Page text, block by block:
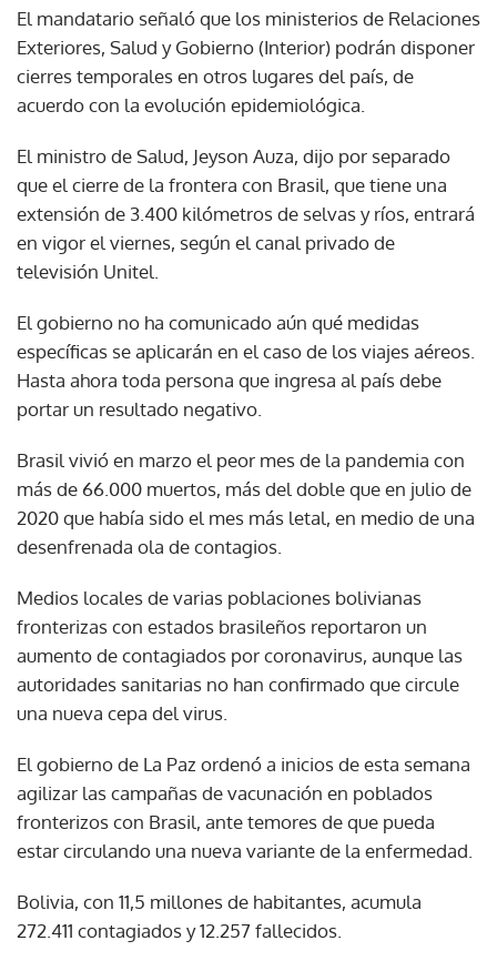
El mandatario señaló que los ministerios de Relaciones
Exteriores, Salud y Gobierno (Interior) podrán disponer
cierres temporales en otros lugares del país, de
acuerdo con la evolución epidemiológica.
El ministro de Salud, Jeyson Auza, dijo por separado
que el cierre de la frontera con Brasil, que tiene una
extensión de 3.400 kilómetros de selvas y ríos, entrará
en vigor el viernes, según el canal privado de
televisión Unitel.
El gobierno no ha comunicado aún qué medidas
específicas se aplicarán en el caso de los viajes aéreos.
Hasta ahora toda persona que ingresa al país debe
portar un resultado negativo.
Brasil vivió en marzo el peor mes de la pandemia con
más de 66.000 muertos, más del doble que en julio de
2020 que había sido el mes más letal, en medio de una
desenfrenada ola de contagios.
Medios locales de varias poblaciones bolivianas
fronterizas con estados brasileños reportaron un
aumento de contagiados por coronavirus, aunque las
autoridades sanitarias no han confirmado que circule
una nueva cepa del virus.
El gobierno de La Paz ordenó a inicios de esta semana
agilizar las campañas de vacunación en poblados
fronterizos con Brasil, ante temores de que pueda
estar circulando una nueva variante de la enfermedad.
Bolivia, con 11,5 millones de habitantes, acumula
272.411 contagiados y 12.257 fallecidos.